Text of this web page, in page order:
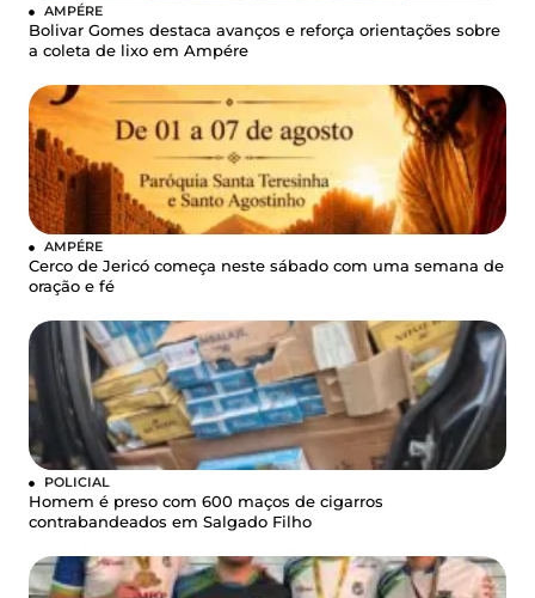
AMPÉRE
Bolivar Gomes destaca avanços e reforça orientações sobre
a coleta de lixo em Ampére
AMPÉRE
Cerco de Jericó começa neste sábado com uma semana de
oração e fé
POLICIAL
Homem é preso com 600 maços de cigarros
contrabandeados em Salgado Filho